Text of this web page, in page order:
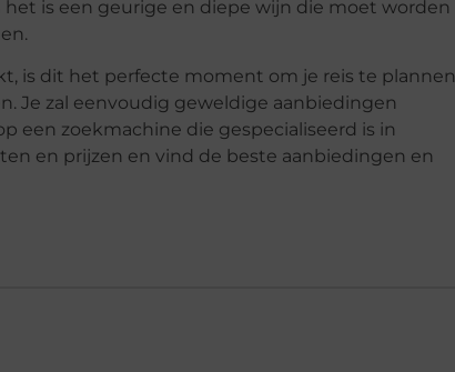
is een geurige en diepe wijn die moet worden
is dit het perfecte moment om je reis te plannen
Je zal eenvoudig geweldige aanbiedingen
een zoekmachine die gespecialiseerd is in
en prijzen en vind de beste aanbiedingen en